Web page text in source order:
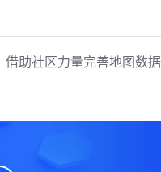
助社区力量完善地图数据